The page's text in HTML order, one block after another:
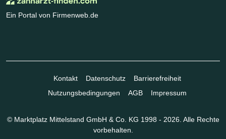
Ein Portal von Firmenweb.de
Kontakt Datenschutz
Barrierefreiheit
Nutzungsbedingungen
AGB Impressum
© Marktplatz Mittelstand GmbH & Co. KG 1998 - 2026. Alle Rechte
vorbehalten.